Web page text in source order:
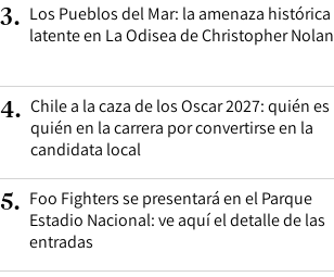
3. Los Pueblos del Mar: la amenaza histórica
latente en La Odisea de Christopher Nolan
4. Chile a la caza de los Oscar 2027: quién es
quién en la carrera por convertirse en la
candidata local
5. Foo Fighters se presentará en el Parque
Estadio Nacional: ve aquí el detalle de las
entradas